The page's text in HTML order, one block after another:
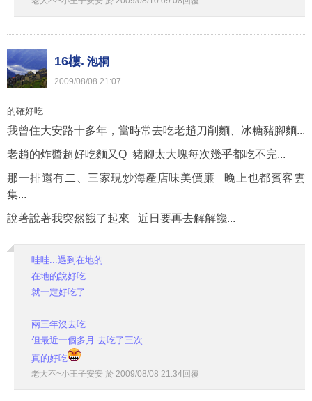
16樓. 泡桐
2009/08/08 21:07
的確好吃
我曾住大安路十多年，當時常去吃老趙刀削麵、冰糖豬腳麵...
老趙的炸醬超好吃麵又Q 豬腳太大塊每次幾乎都吃不完...
那一排還有二、三家現炒海產店味美價廉 晚上也都賓客雲
集...
說著說著我突然餓了起來 近日要再去解解饞...
哇哇...遇到在地的
在地的說好吃
就一定好吃了
兩三年沒去吃
但最近一個多月 去吃了三次
真的好吃
老大不~小王子安安 於 2009/08/08 21:34回覆